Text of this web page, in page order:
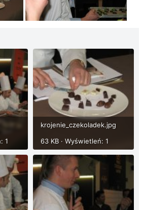
1
krojenie_czekoladek.jpg
63 KB · Wyświetleń: 1